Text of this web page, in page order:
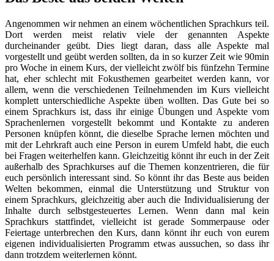
Angenommen wir nehmen an einem wöchentlichen Sprachkurs teil.
Dort werden meist relativ viele der genannten Aspekte
durcheinander geübt. Dies liegt daran, dass alle Aspekte mal
vorgestellt und geübt werden sollten, da in so kurzer Zeit wie 90min
pro Woche in einem Kurs, der vielleicht zwölf bis fünfzehn Termine
hat, eher schlecht mit Fokusthemen gearbeitet werden kann, vor
allem, wenn die verschiedenen Teilnehmenden im Kurs vielleicht
komplett unterschiedliche Aspekte üben wollten. Das Gute bei so
einem Sprachkurs ist, dass ihr einige Übungen und Aspekte vom
Sprachenlernen vorgestellt bekommt und Kontakte zu anderen
Personen knüpfen könnt, die dieselbe Sprache lernen möchten und
mit der Lehrkraft auch eine Person in eurem Umfeld habt, die euch
bei Fragen weiterhelfen kann. Gleichzeitig könnt ihr euch in der Zeit
außerhalb des Sprachkurses auf die Themen konzentrieren, die für
euch persönlich interessant sind. So könnt ihr das Beste aus beiden
Welten bekommen, einmal die Unterstützung und Struktur von
einem Sprachkurs, gleichzeitig aber auch die Individualisierung der
Inhalte durch selbstgesteuertes Lernen. Wenn dann mal kein
Sprachkurs stattfindet, vielleicht ist gerade Sommerpause oder
Feiertage unterbrechen den Kurs, dann könnt ihr euch von eurem
eigenen individualisierten Programm etwas aussuchen, so dass ihr
dann trotzdem weiterlernen könnt.